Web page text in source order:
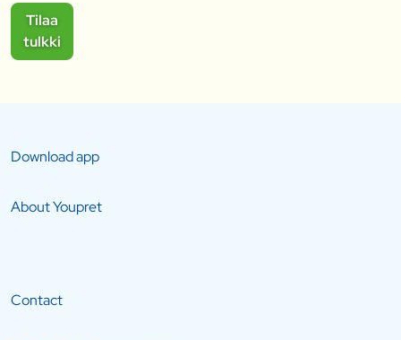
Tilaa
tulkki
Download app
About Youpret
Contact